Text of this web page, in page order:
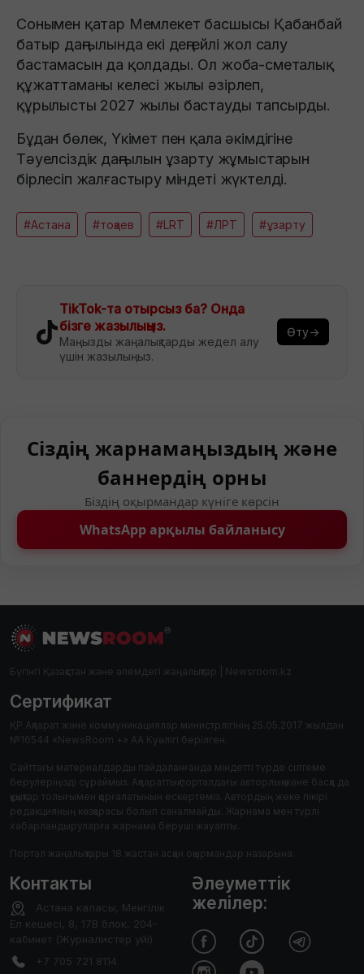
Сонымен қатар Мемлекет басшысы Қабанбай
батыр даңғылында екі деңгейлі жол салу
бастамасын да қолдады. Ол жоба-сметалық
құжаттаманы келесі жылы әзірлеп,
құрылысты 2027 жылы бастауды тапсырды.
Бұдан бөлек, Үкімет пен қала әкімдігіне
Тәуелсіздік даңғылын ұзарту жұмыстарын
бірлесіп жалғастыру міндеті жүктелді.
#Астана #тоқаев #LRT #ЛРТ #ұзарту
TikTok-та отырсыз ба? Онда
бізге жазылыңыз.
Маңызды жаңалықтарды жедел алу
үшін жазылыңыз.
Өту→
Сіздің жарнамаңыздың және
баннердің орны
Біздің оқырмандар күніге көрсін
WhatsApp арқылы байланысу
Бүгінгі Қазақстан және әлемдегі жаңалықтар | Newsroom.kz
Сертификат
ҚР Ақпарат және коммуникациялар министрлігінің 25.05.2017 жылдан
№16544 «NewsRoom +» АА Куәлігі берілген.
Сайттағы материалдарды пайдаланғанда міндетті түрде сілтеме
берулеріңізді сұраймыз. Ақпараттық порталдағы авторлық және басқа да
құқықтар толығымен қорғалатынын ескертеміз. Автордың жеке пікірі
редакцияның көзқарасы болып саналмайды. Жарнама мен түрлі
хабарландыруларға жарнама беруші жауапты.
Портал жаңалықтары 18 жастан асқан оқырмандар назарына.
Контакты
Астана каласы, Менгілік
Ел кешесі, 8, 17В блок, 204-
кабинет (Журналистер уйі)
+7 705 721 8114
Әлеуметтік
желілер: